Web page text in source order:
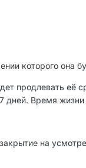
которого она
продлевать её
Время
на